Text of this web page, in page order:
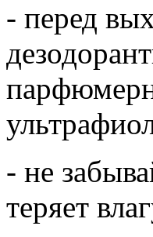
- перед
- не
теряет